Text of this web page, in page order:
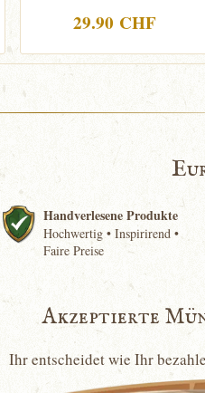
29.90 CHF
Handverlesene Produkte
Hochwertig • Inspirirend •
Faire Preise
Akzeptierte
Ihr entscheidet wie Ihr